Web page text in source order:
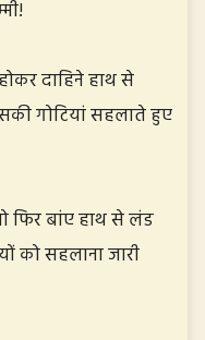
दाहिने हाथ से
गोटियां सहलाते हुए
फिर बांए हाथ से लंड
को सहलाना जारी